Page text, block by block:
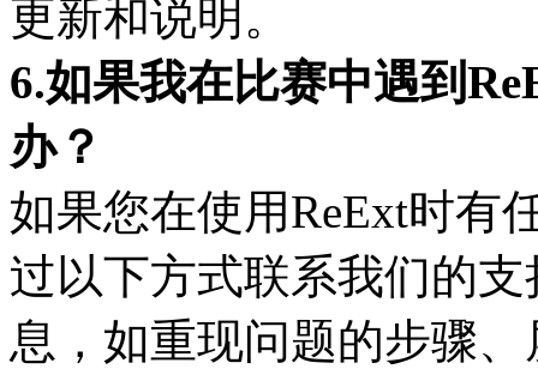
更新和说明。
6.如果我在比赛中遇到
办？
如果您在使用ReExt时有
过以下方式联系我们的
息，如重现问题的步骤